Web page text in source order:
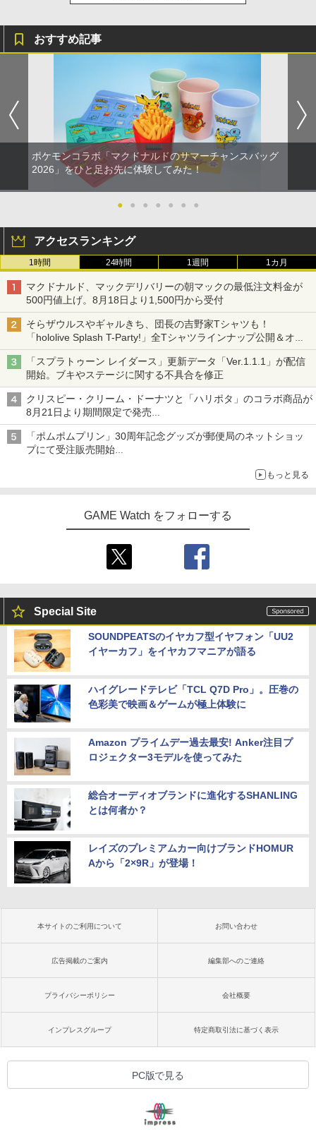
おすすめ記事
ポケモンコラボ「マクドナルドのサマーチャンスバッグ
2026」をひと足お先に体験してみた！
● ● ● ● ● ● ●
アクセスランキング
1時間 24時間 1週間 1カ月
マクドナルド、マックデリバリーの朝マックの最低注文料金が
500円値上げ。8月18日より1,500円から受付
そらザウルスやギャルきち、団長の吉野家Tシャツも！
「hololive Splash T-Party!」全Tシャツラインナップ公開＆オン
ライン販売開始
「スプラトゥーン レイダース」更新データ「Ver.1.1.1」が配信
開始。ブキやステージに関する不具合を修正
クリスピー・クリーム・ドーナツと「ハリポタ」のコラボ商品が
8月21日より期間限定で発売
組分け帽子ドーナツなど見た目も楽しい商品が登場
「ポムポムプリン」30周年記念グッズが郵便局のネットショッ
プにて受注販売開始
もっと見る
GAME Watch をフォローする
Special Site
SOUNDPEATSのイヤカフ型イヤフォン「UU2
イヤーカフ」をイヤカフマニアが語る
ハイグレードテレビ「TCL Q7D Pro」。圧巻の
色彩美で映画＆ゲームが極上体験に
Amazon プライムデー過去最安! Anker注目プ
ロジェクター3モデルを使ってみた
総合オーディオブランドに進化するSHANLING
とは何者か？
レイズのプレミアムカー向けブランドHOMUR
Aから「2×9R」が登場！
本サイトのご利用について お問い合わせ
広告掲載のご案内 編集部へのご連絡
プライバシーポリシー 会社概要
インプレスグループ 特定商取引法に基づく表示
PC版で見る